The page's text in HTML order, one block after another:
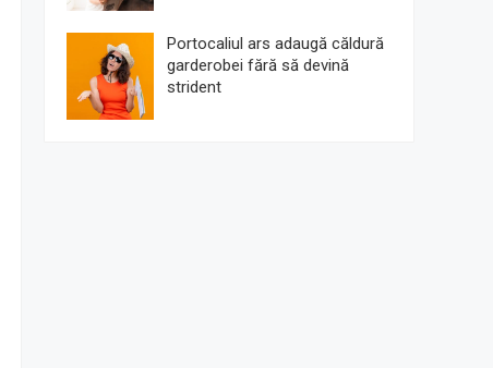
Portocaliul ars adaugă căldură
garderobei fără să devină
strident